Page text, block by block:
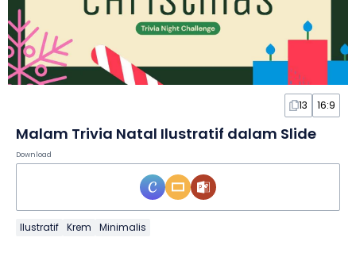
13 16:9
Malam Trivia Natal Ilustratif dalam Slide
Download
Ilustratif Krem Minimalis